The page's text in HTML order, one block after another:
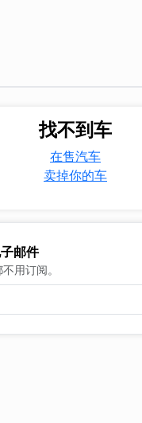
找不到车
在售汽车
卖掉你的车
邮件
用订阅。